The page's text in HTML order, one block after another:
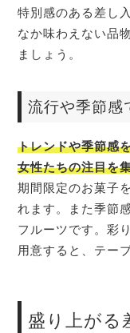
特別感のある差し
なか味わえない品
ましょう。
流行や季節感
トレンドや季節感
女性たちの注目を
期間限定のお菓子
れます。また季節
フルーツです。彩
用意すると、テー
盛り上がる